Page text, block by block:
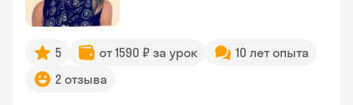
5 от 1590 ₽ за урок
10 лет опыта
2 отзыва